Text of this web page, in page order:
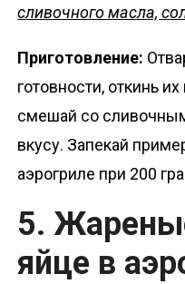
сливочного масла,
Приготовление:
готовности, откинь
смешай со
вкусу. Запекай
аэрогриле при 200
5.
яйце в